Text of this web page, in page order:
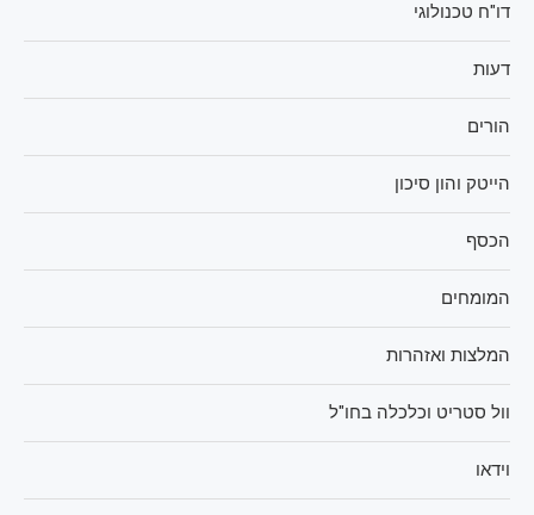
דו"ח טכנולוגי
דעות
הורים
הייטק והון סיכון
הכסף
המומחים
המלצות ואזהרות
וול סטריט וכלכלה בחו"ל
וידאו